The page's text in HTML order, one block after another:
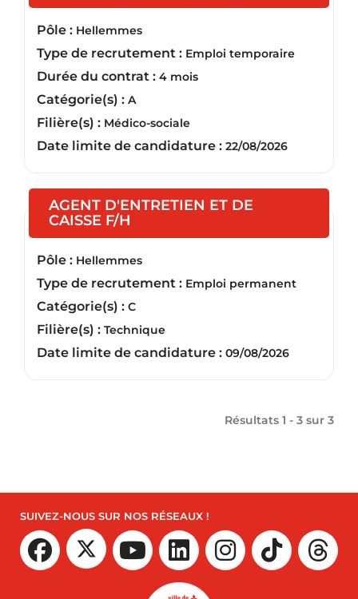
Pôle : Hellemmes
Type de recrutement : Emploi temporaire
Durée du contrat : 4 mois
Catégorie(s) : A
Filière(s) : Médico-sociale
Date limite de candidature : 22/08/2026
AGENT D'ENTRETIEN ET DE
CAISSE F/H
Pôle : Hellemmes
Type de recrutement : Emploi permanent
Catégorie(s) : C
Filière(s) : Technique
Date limite de candidature : 09/08/2026
Résultats 1 - 3 sur 3
SUIVEZ-NOUS SUR NOS RÉSEAUX !